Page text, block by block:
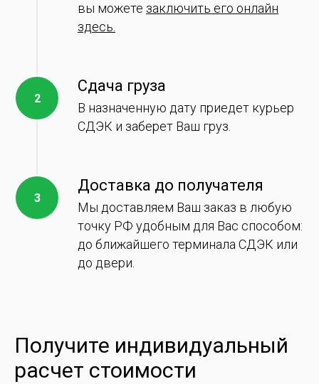
вы можете заключить его онлайн
здесь.
Сдача груза
В назначенную дату приедет курьер
СДЭК и заберет Ваш груз.
Доставка до получателя
Мы доставляем Ваш заказ в любую
точку РФ удобным для Вас способом:
до ближайшего терминала СДЭК или
до двери.
Получите индивидуальный
расчет стоимости